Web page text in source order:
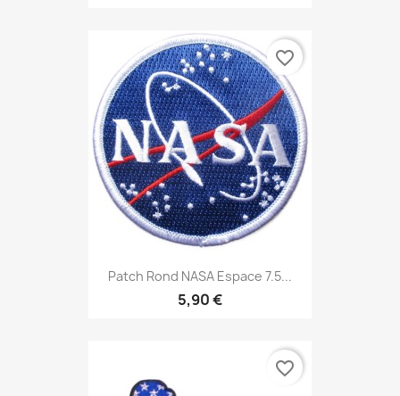
Patch Rond NASA Espace 7.5...
5,90 €
favorite_border
favorite_border